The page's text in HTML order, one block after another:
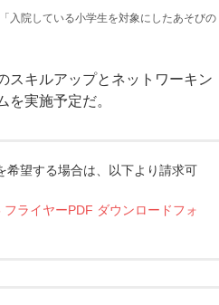
院している小学生を対象にしたあそびの
スキルアップとネットワーキン
実施予定だ。
希望する場合は、以下より請求可
ライヤーPDF ダウンロードフォ